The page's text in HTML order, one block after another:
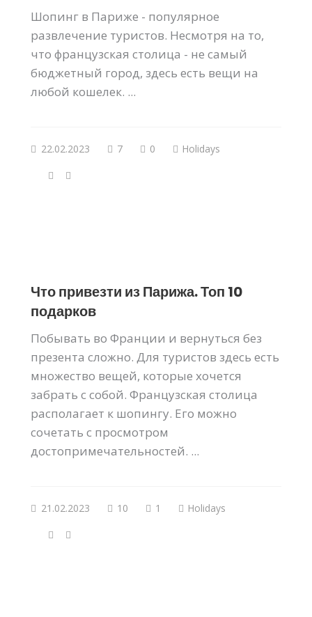
Шопинг в Париже - популярное
развлечение туристов. Несмотря на то,
что французская столица - не самый
бюджетный город, здесь есть вещи на
любой кошелек. ...
22.02.2023 7 0 Holidays
Что привезти из Парижа. Топ 10
подарков
Побывать во Франции и вернуться без
презента сложно. Для туристов здесь есть
множество вещей, которые хочется
забрать с собой. Французская столица
располагает к шопингу. Его можно
сочетать с просмотром
достопримечательностей. ...
21.02.2023 10 1 Holidays